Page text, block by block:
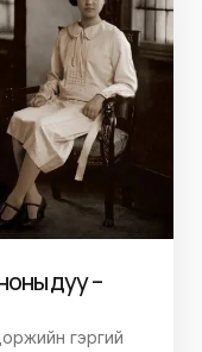
дуу –
гэргий